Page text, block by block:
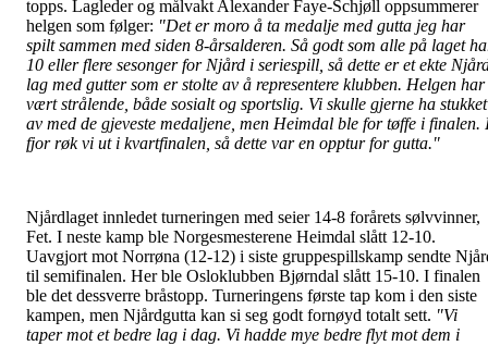
topps. Lagleder og målvakt Alexander Faye-Schjøll oppsummerer
helgen som følger: "Det er moro å ta medalje med gutta jeg har
spilt sammen med siden 8-årsalderen. Så godt som alle på laget
10 eller flere sesonger for Njård i seriespill, så dette er et ekte
lag med gutter som er stolte av å representere klubben. Helgen har
vært strålende, både sosialt og sportslig. Vi skulle gjerne ha stukket
av med de gjeveste medaljene, men Heimdal ble for tøffe i finalen.
fjor røk vi ut i kvartfinalen, så dette var en opptur for gutta."
Njårdlaget innledet turneringen med seier 14-8 forårets sølvvinner,
Fet. I neste kamp ble Norgesmesterene Heimdal slått 12-10.
Uavgjort mot Norrøna (12-12) i siste gruppespillskamp sendte
til semifinalen. Her ble Osloklubben Bjørndal slått 15-10. I finalen
ble det dessverre bråstopp. Turneringens første tap kom i den siste
kampen, men Njårdgutta kan si seg godt fornøyd totalt sett. "Vi
taper mot et bedre lag i dag. Vi hadde mye bedre flyt mot dem i